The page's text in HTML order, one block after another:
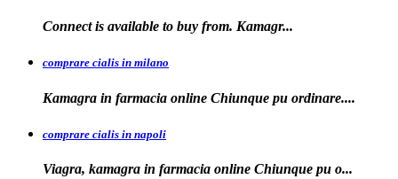
Connect is available to buy from. Kamagr...
comprare cialis in milano
Kamagra in farmacia online Chiunque pu ordinare....
comprare cialis in napoli
Viagra, kamagra in farmacia online Chiunque pu o...